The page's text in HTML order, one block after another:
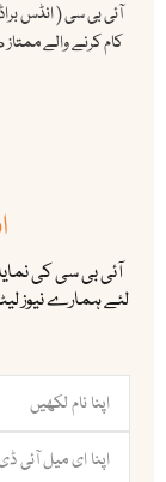
آئی بی سی ( انڈس
کام کرنے والے
آئی بی سی کی
لئے ہمارے نیوز